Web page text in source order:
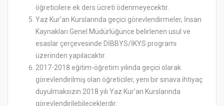
öğreticilere ek ders ücreti ödenmeyecektir.
Yaz Kur’an Kurslarında geçici görevlendirmeler, İnsan
Kaynakları Genel Müdürlüğünce belirlenen usul ve
esaslar çerçevesinde DİBBYS/İKYS programı
üzerinden yapılacaktır.
2017-2018 eğitim-öğretim yılında geçici olarak
görevlendirilmiş olan öğreticiler, yeni bir sınava ihtiyaç
duyulmaksızın 2018 yılı Yaz Kur’an Kurslarında
görevlendirilebileceklerdir.